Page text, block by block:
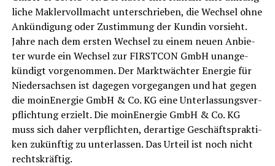
li­che Mak­ler­voll­macht unter­schrie­ben, die Wech­sel ohne
Ankün­di­gung oder Zustim­mung der Kun­din vor­sieht.
Jah­re nach dem ers­ten Wech­sel zu einem neu­en Anbie­
ter wur­de ein Wech­sel zur FIRSTCON GmbH unan­ge­
kün­digt vor­ge­nom­men. Der Markt­wäch­ter Ener­gie für
Nie­der­sach­sen ist dage­gen vor­ge­gan­gen und hat gegen
die moin­Ener­gie GmbH & Co. KG eine Unter­las­sungs­ver­
pflich­tung erzielt. Die moin­Ener­gie GmbH & Co. KG
muss sich daher ver­pflich­ten, der­ar­ti­ge Geschäfts­prak­ti­
ken zukünf­tig zu unter­las­sen. Das Urteil ist noch nicht
rechtskräftig.